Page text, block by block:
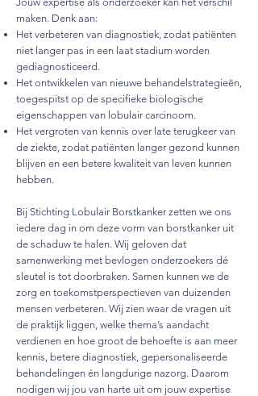
maken. Denk aan:
Het verbeteren van diagnostiek, zodat patiënten
niet langer pas in een laat stadium worden
gediagnosticeerd.
Het ontwikkelen van nieuwe behandelstrategieën,
toegespitst op de specifieke biologische
eigenschappen van lobulair carcinoom.
Het vergroten van kennis over late terugkeer van
de ziekte, zodat patiënten langer gezond kunnen
blijven en een betere kwaliteit van leven kunnen
hebben.
Bij Stichting Lobulair Borstkanker zetten we ons
iedere dag in om deze vorm van borstkanker uit
de schaduw te halen. Wij geloven dat
samenwerking met bevlogen onderzoekers dé
sleutel is tot doorbraken. Samen kunnen we de
zorg en toekomstperspectieven van duizenden
mensen verbeteren. Wij zien waar de vragen uit
de praktijk liggen, welke thema’s aandacht
verdienen en hoe groot de behoefte is aan meer
kennis, betere diagnostiek, gepersonaliseerde
behandelingen én langdurige nazorg. Daarom
nodigen wij jou van harte uit om jouw expertise